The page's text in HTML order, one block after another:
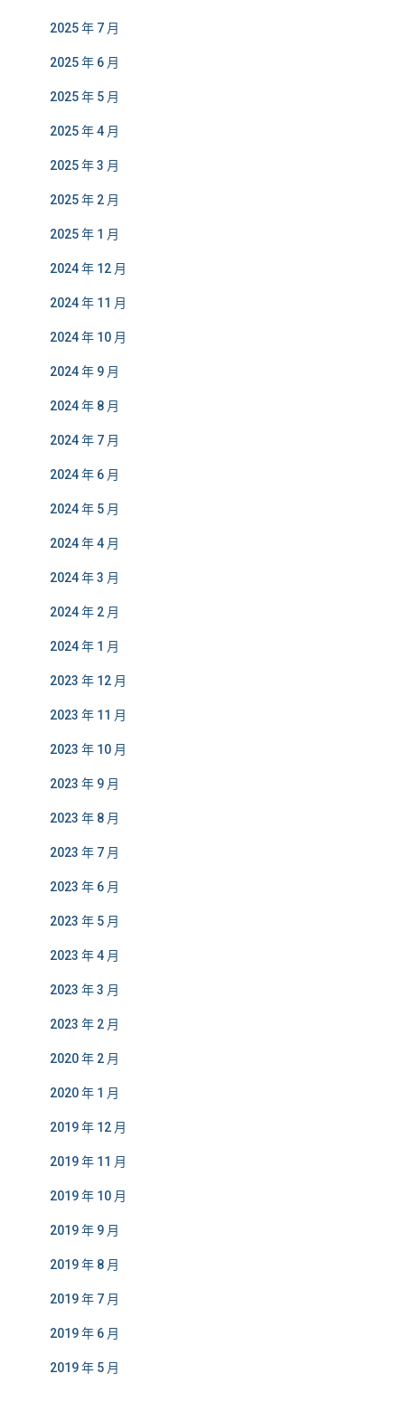
2025 年 7 月
2025 年 6 月
2025 年 5 月
2025 年 4 月
2025 年 3 月
2025 年 2 月
2025 年 1 月
2024 年 12 月
2024 年 11 月
2024 年 10 月
2024 年 9 月
2024 年 8 月
2024 年 7 月
2024 年 6 月
2024 年 5 月
2024 年 4 月
2024 年 3 月
2024 年 2 月
2024 年 1 月
2023 年 12 月
2023 年 11 月
2023 年 10 月
2023 年 9 月
2023 年 8 月
2023 年 7 月
2023 年 6 月
2023 年 5 月
2023 年 4 月
2023 年 3 月
2023 年 2 月
2020 年 2 月
2020 年 1 月
2019 年 12 月
2019 年 11 月
2019 年 10 月
2019 年 9 月
2019 年 8 月
2019 年 7 月
2019 年 6 月
2019 年 5 月